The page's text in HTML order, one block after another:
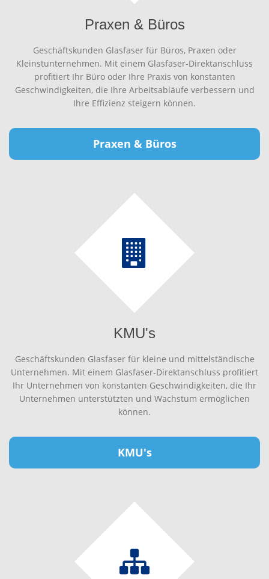
Praxen & Büros
Geschäftskunden Glasfaser für Büros, Praxen oder
Kleinstunternehmen. Mit einem Glasfaser-Direktanschluss
profitiert Ihr Büro oder Ihre Praxis von konstanten
Geschwindigkeiten, die Ihre Arbeitsabläufe verbessern und
Ihre Effizienz steigern können.
Praxen & Büros
KMU's
Geschäftskunden Glasfaser für kleine und mittelständische
Unternehmen. Mit einem Glasfaser-Direktanschluss profitiert
Ihr Unternehmen von konstanten Geschwindigkeiten, die Ihr
Unternehmen unterstützten und Wachstum ermöglichen
können.
KMU's